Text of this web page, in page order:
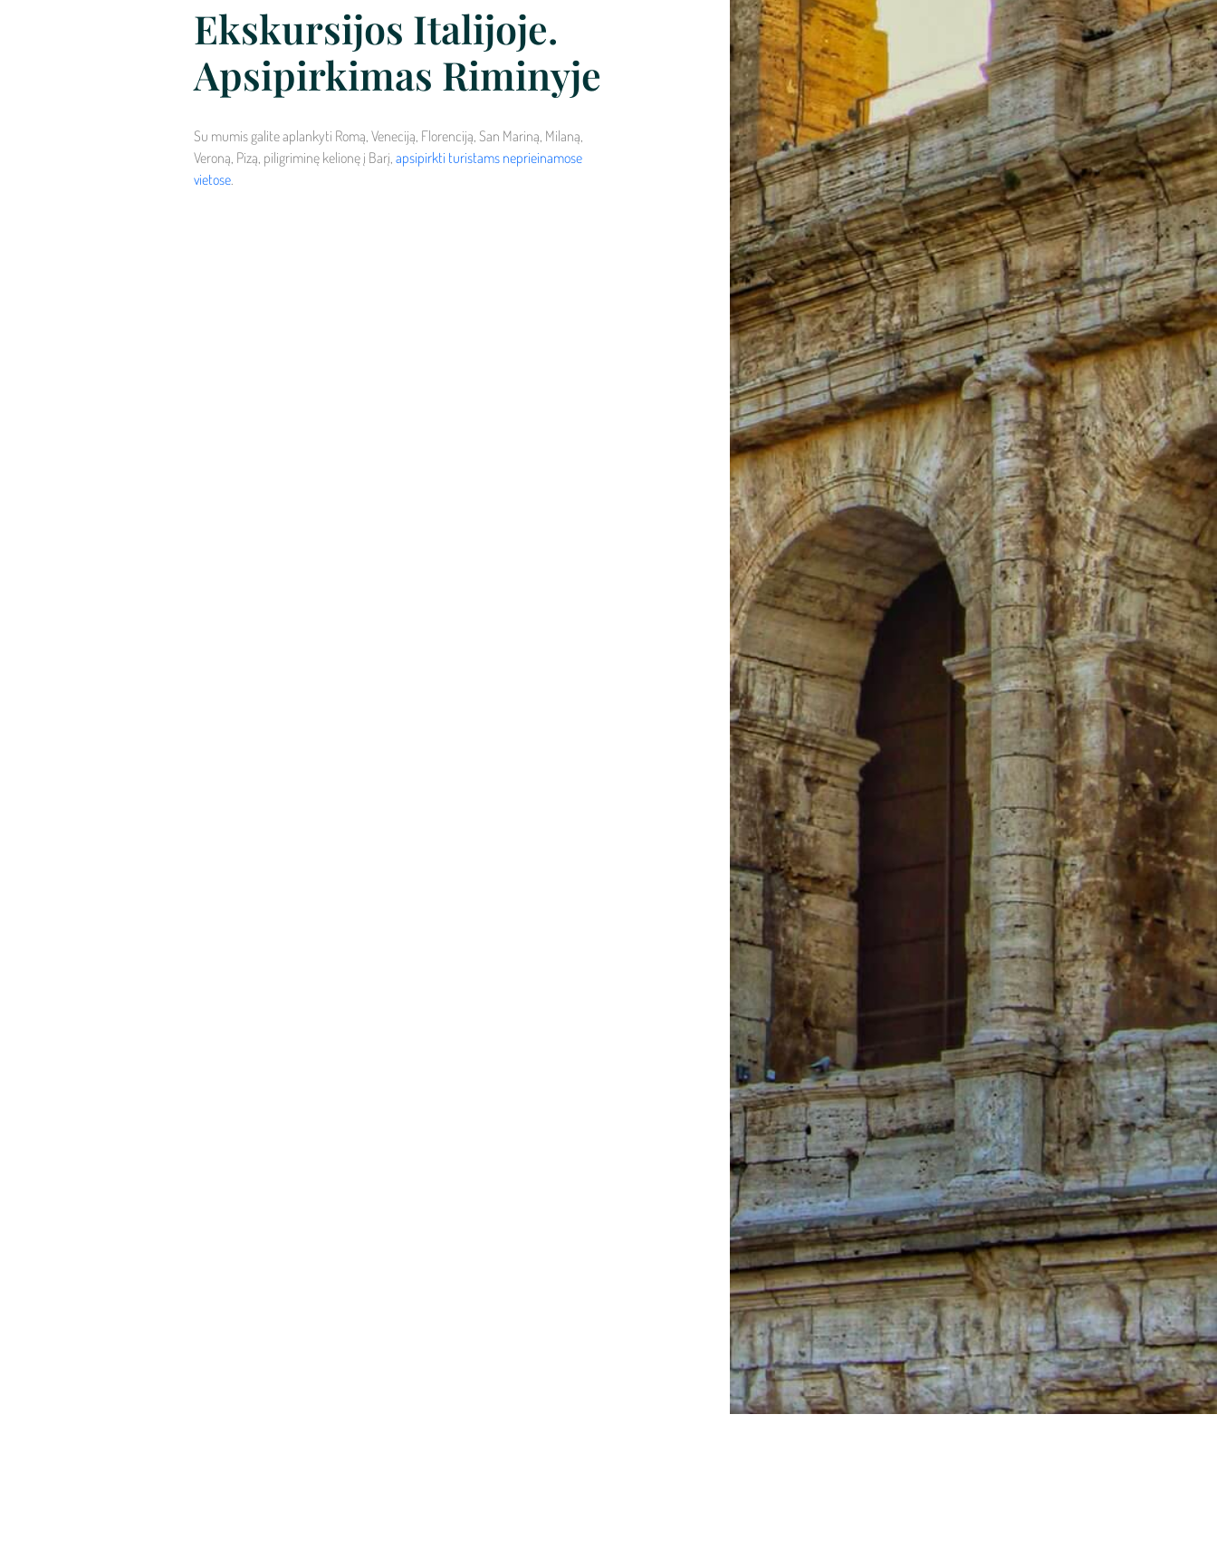
Ekskursijos Italijoje.
Apsipirkimas Riminyje
Su mumis galite aplankyti Romą, Veneciją, Florenciją, San Mariną, Milaną,
Veroną, Pizą, piligriminę kelionę į Barį,apsipirkti turistams neprieinamose
vietose